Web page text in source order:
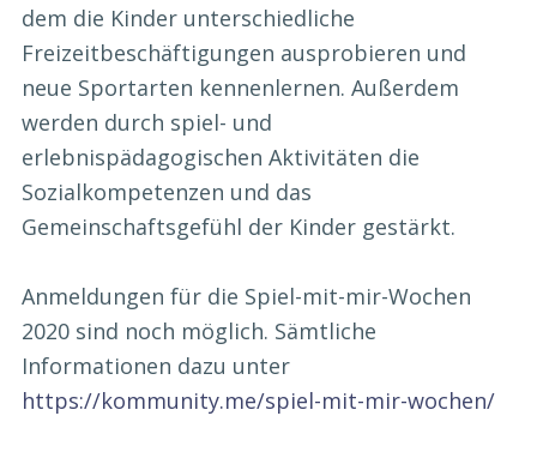
dem die Kinder unterschiedliche
Freizeitbeschäftigungen ausprobieren und
neue Sportarten kennenlernen. Außerdem
werden durch spiel- und
erlebnispädagogischen Aktivitäten die
Sozialkompetenzen und das
Gemeinschaftsgefühl der Kinder gestärkt.
Anmeldungen für die Spiel-mit-mir-Wochen
2020 sind noch möglich. Sämtliche
Informationen dazu unter
https://kommunity.me/spiel-mit-mir-wochen/